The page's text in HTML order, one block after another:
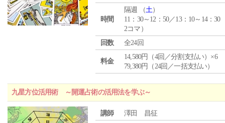
時間
隔週 （土）
11：30～12：50／13：10～14：30
2コマ）
回数
全24回
料金
14,580円（4回／分割支払い）×6
79,380円（24回／一括支払い）
九星方位活用術 ～開運占術の活用法を学ぶ～
講師 澤田 昌征